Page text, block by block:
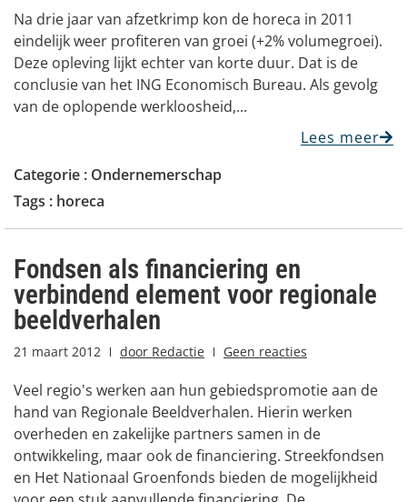
Na drie jaar van afzetkrimp kon de horeca in 2011
eindelijk weer profiteren van groei (+2% volumegroei).
Deze opleving lijkt echter van korte duur. Dat is de
conclusie van het ING Economisch Bureau. Als gevolg
van de oplopende werkloosheid,...
Lees meer
Categorie : Ondernemerschap
Tags : horeca
Fondsen als financiering en
verbindend element voor regionale
beeldverhalen
21 maart 2012 door Redactie Geen reacties
Veel regio's werken aan hun gebiedspromotie aan de
hand van Regionale Beeldverhalen. Hierin werken
overheden en zakelijke partners samen in de
ontwikkeling, maar ook de financiering. Streekfondsen
en Het Nationaal Groenfonds bieden de mogelijkheid